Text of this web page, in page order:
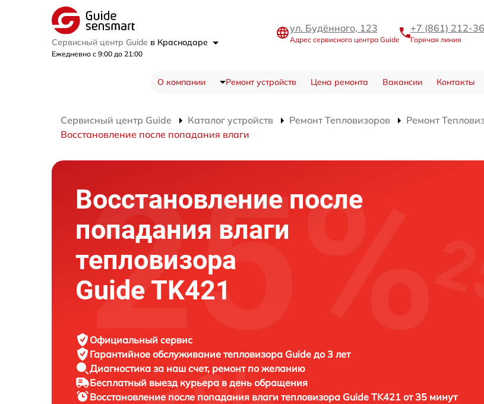
Сервисный центр Guide в Краснодаре
Ежедневно с 9:00 до 21:00
ул. Будённого, 123
Адрес сервисного центра Guide
+7 (861) 212-
Горячая линия
О компании Ремонт устройств Цена ремонта Вакансии Контакты
Сервисный центр Guide Каталог устройств Ремонт Тепловизоров
Ремонт
Восстановление после попадания влаги
Восстановление после
попадания влаги
тепловизора
Guide TK421
Официальный сервис
Гарантийное обслуживание тепловизора Guide до 3 лет
Диагностика за наш счет, ремонт по желанию
Бесплатный выезд курьера в день обращения
Восстановление после попадания влаги тепловизора Guide TK421 от 35 минут